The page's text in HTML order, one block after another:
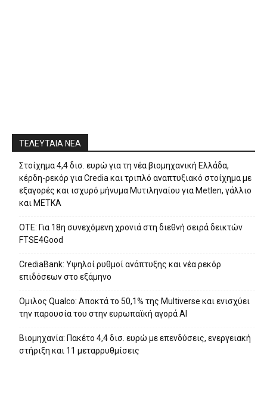
ΤΕΛΕΥΤΑΙΑ ΝΕΑ
Στοίχημα 4,4 δισ. ευρώ για τη νέα βιομηχανική Ελλάδα,
κέρδη-ρεκόρ για Credia και τριπλό αναπτυξιακό στοίχημα με
εξαγορές και ισχυρό μήνυμα Μυτιληναίου για Metlen, γάλλιο
και ΜΕΤΚΑ
ΟΤΕ: Για 18η συνεχόμενη χρονιά στη διεθνή σειρά δεικτών
FTSE4Good
CrediaBank: Υψηλοί ρυθμοί ανάπτυξης και νέα ρεκόρ
επιδόσεων στο εξάμηνο
Ομιλος Qualco: Αποκτά το 50,1% της Multiverse και ενισχύει
την παρουσία του στην ευρωπαϊκή αγορά ΑΙ
Βιομηχανία: Πακέτο 4,4 δισ. ευρώ με επενδύσεις, ενεργειακή
στήριξη και 11 μεταρρυθμίσεις